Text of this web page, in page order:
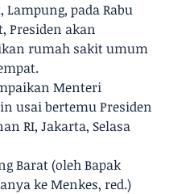
pada Rabu
Presiden akan
rumah sakit umum
Menteri
usai bertemu Presiden
RI, Jakarta, Selasa
Barat (oleh Bapak
ke Menkes, red.)